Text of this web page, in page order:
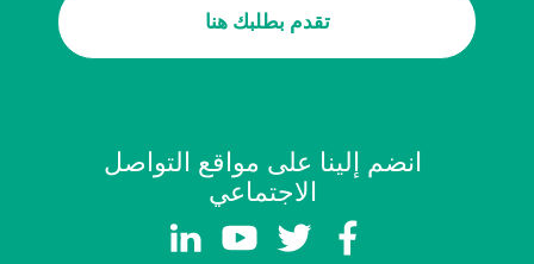
تقدم بطلبك هنا
انضم إلينا على مواقع التواصل
الاجتماعي